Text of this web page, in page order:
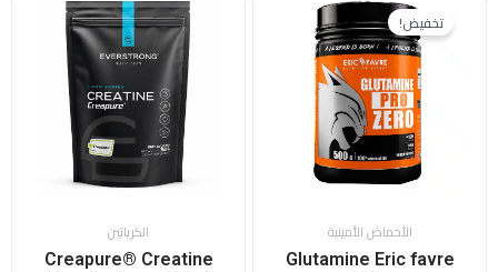
تخفيض!
الأحماض الأمينية
Glutamine Eric favre
الأصلي
هو:
450,00 د.م..
الحالي
هو:
249,00 د.م..
الكرياتين
Creapure® Creatine